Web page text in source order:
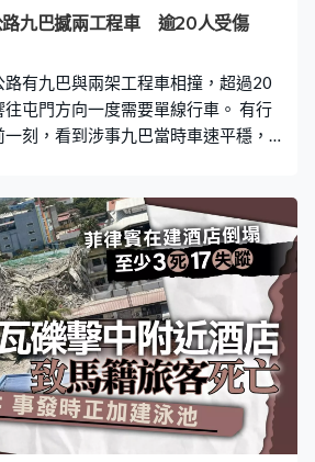
行車。
路九巴撼兩工程車 逾20人受傷
路有九巴與兩架工程車相撞，超過20
屯門方向一度需要單線行車。 有行
刻，看到涉事九巴當時車速平穩，
輛工程才停下來。片段顯示工程車
城巴，懷疑工程車事發時正處理另
車頭嚴重損毀，擋風玻璃碎裂，司
角度看到，巴士車門撞至變形，車
內有血跡，亦有口罩及急救手套遺
撞的工程車車尾防撞欄飛脫，上面的
者在路旁接受治理，大部分人輕傷
傷者需要躺卧在擔架上。有人口、頸
頸篐。 受事故影響，青葵公路往屯
線暫時封閉，警方拉起封鎖線，又